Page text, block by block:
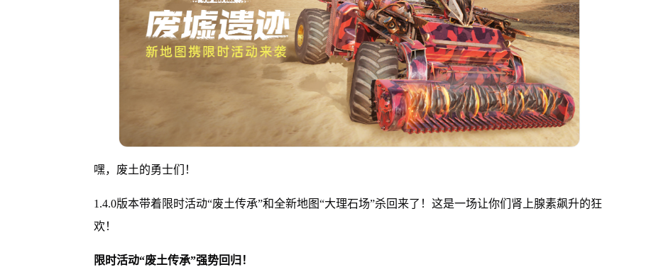
嘿，废土的勇士们！
1.4.0版本带着限时活动“废土传承”和全新地图“大理石场”杀回来了！这是一场让你们肾上腺素飙升的狂
欢！
限时活动“废土传承”强势回归！